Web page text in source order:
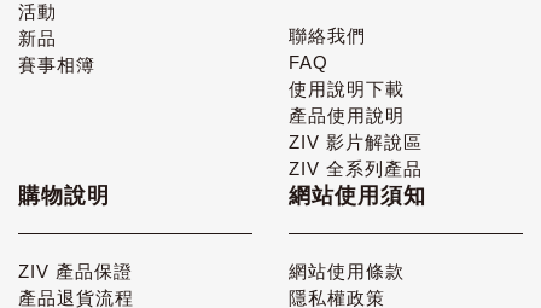
活動
新品
賽事相簿
聯絡我們
FAQ
使用說明下載
產品使用說明
ZIV 影片解說區
ZIV 全系列產品
購物說明
ZIV 產品保證
產品退貨流程
網站使用須知
網站使用條款
隱私權政策